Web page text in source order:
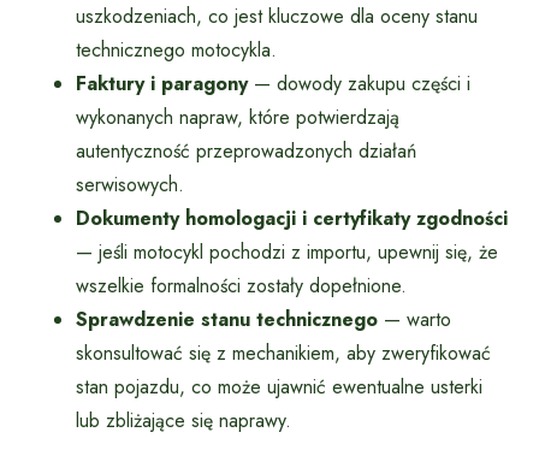
uszkodzeniach, co jest kluczowe dla oceny stanu
technicznego motocykla.
Faktury i paragony— dowody zakupu części i
wykonanych napraw, które potwierdzają
autentyczność przeprowadzonych działań
serwisowych.
Dokumenty homologacji i certyfikaty zgodności
— jeśli motocykl pochodzi z importu, upewnij się, że
wszelkie formalności zostały dopełnione.
Sprawdzenie stanu technicznego — warto
skonsultować się z mechanikiem, aby zweryfikować
stan pojazdu, co może ujawnić ewentualne usterki
lub zbliżające się naprawy.